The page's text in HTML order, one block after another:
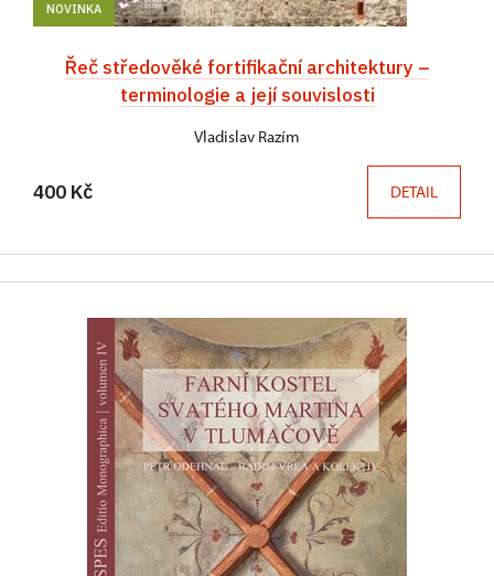
NOVINKA
Řeč středověké fortifikační architektury –
terminologie a její souvislosti
Vladislav Razím
400 Kč DETAIL